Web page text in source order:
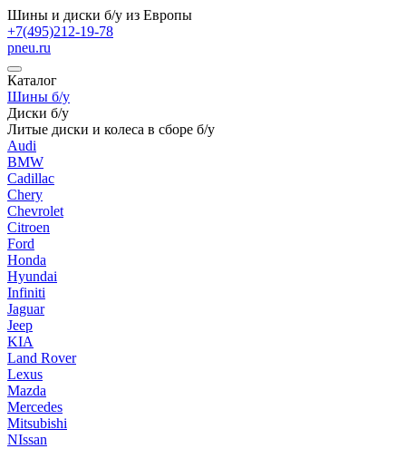
Шины и диски б/у из Европы
+7(495)212-19-78
pneu.ru
Каталог
Шины б/у
Диски б/у
Литые диски и колеса в сборе б/у
Audi
BMW
Cadillac
Chery
Chevrolet
Citroen
Ford
Honda
Hyundai
Infiniti
Jaguar
Jeep
KIA
Land Rover
Lexus
Mazda
Mercedes
Mitsubishi
NIssan